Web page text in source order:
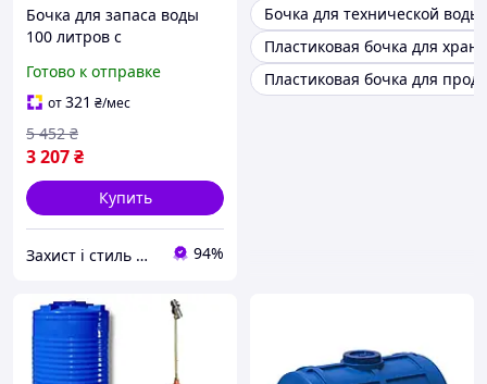
Бочка для запаса воды
100 литров с
сливным краном
пищевая синяя MC-10437
Готово к отправке
от321 ₴/мес
3 207₴
5 452 ₴
Купить
Захист і стиль — в одному магазині 94%
Бочка для технической воды
Пластиковая бочка для
Пластиковая бочка для